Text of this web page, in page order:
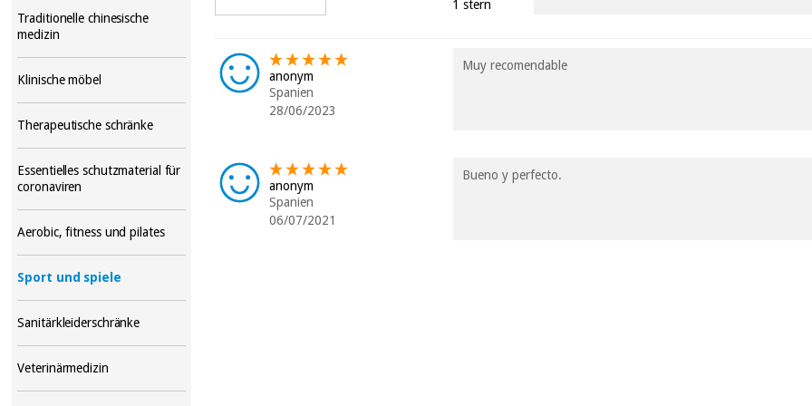
Traditionelle chinesische
medizin
Klinische möbel
Therapeutische schränke
Essentielles schutzmaterial für
coronaviren
Aerobic, fitness und pilates
Sport und spiele
Sanitärkleiderschränke
Veterinärmedizin
1 stern
anonym
Spanien
28/06/2023
Muy recomendable
anonym
Spanien
06/07/2021
Bueno y perfecto.